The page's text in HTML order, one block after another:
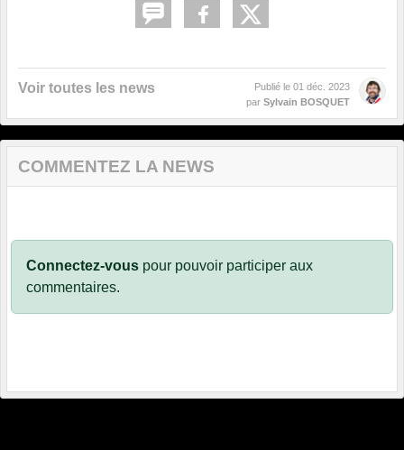
Voir toutes les news Publié le 01 déc. 2023
par Sylvain BOSQUET
COMMENTEZ LA NEWS
Connectez-vous pour pouvoir participer aux
commentaires.